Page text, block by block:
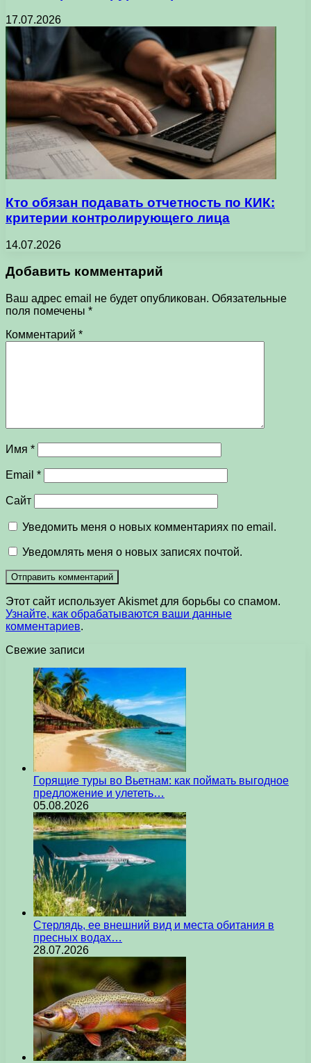
17.07.2026
Кто обязан подавать отчетность по КИК:
критерии контролирующего лица
14.07.2026
Добавить комментарий
Ваш адрес email не будет опубликован. Обязательные
поля помечены *
Комментарий *
Имя *
Email *
Сайт
Уведомить меня о новых комментариях по email.
Уведомлять меня о новых записях почтой.
Этот сайт использует Akismet для борьбы со спамом.
Узнайте, как обрабатываются ваши данные
комментариев.
Свежие записи
Горящие туры во Вьетнам: как поймать выгодное
предложение и улететь…
05.08.2026
Стерлядь, ее внешний вид и места обитания в
пресных водах…
28.07.2026